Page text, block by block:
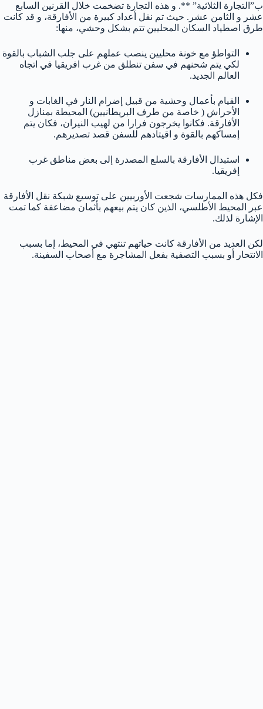
ب”التجارة الثلاثية” **. و هذه التجارة تضخمت خلال القرنين السابع
عشر و الثامن عشر. حيث تم نقل أعداد كبيرة من الأفارقة، و قد كانت
طرق اصطياد السكان المحليين تتم بشكل وحشي، منها:
التواطؤ مع خونة محليين ينصب عملهم على جلب الشباب بالقوة
لكي يتم شحنهم في سفن تنطلق من غرب افريقيا في اتجاه
العالم الجديد.
القيام بأعمال وحشية من قبيل إضرام النار في الغابات و
الأحراش ( خاصة من طرف البريطانيين) المحيطة بمنازل
الأفارقة. فكانوا يخرجون فرارا من لهيب النيران، فكان يتم
إمساكهم بالقوة و اقيتادهم للسفن قصد تصديرهم.
استبدال الأفارقة بالسلع المصدرة إلى بعض مناطق غرب
إفريقيا.
فكل هذه الممارسات شجعت الأوربيين على توسيع شبكة نقل الأفارقة
عبر المحيط الأطلسي، الذين كان يتم بيعهم بأثمان مضاعفة كما تمت
الإشارة لذلك.
لكن العديد من الأفارقة كانت حياتهم تنتهي في المحيط، إما بسبب
الانتحار أو بسبب التصفية بفعل المشاجرة مع أصحاب السفينة.